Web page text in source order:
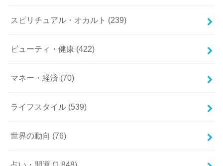
スピリチュアル・オカルト (239)
ビューティ・健康 (422)
マネー・経済 (70)
ライフスタイル (539)
世界の動向 (76)